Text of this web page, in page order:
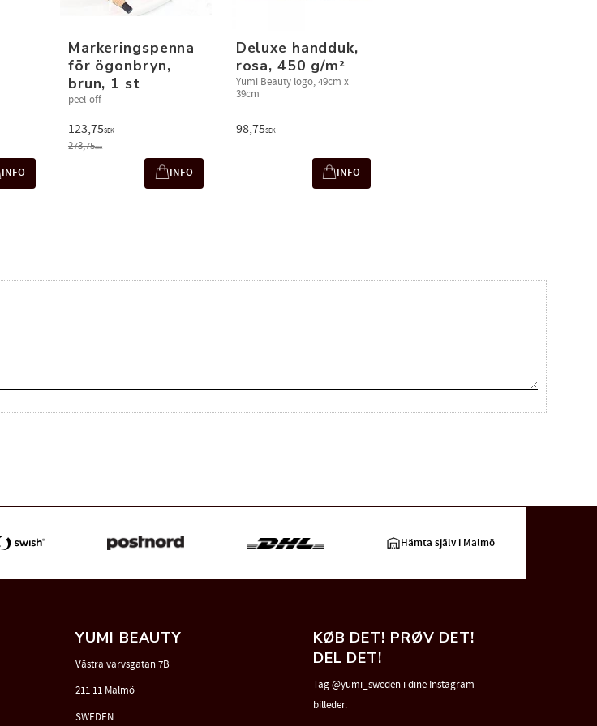
INFO
Markeringspenna
för ögonbryn,
brun, 1 st
peel-off
123,75SEK
273,75SEK
INFO
Deluxe handduk,
rosa, 450 g/m²
Yumi Beauty logo, 49cm x
39cm
98,75SEK
INFO
Hämta själv i Malmö
YUMI BEAUTY
Västra varvsgatan 7B
211 11 Malmö
SWEDEN
KØB DET! PRØV DET!
DEL DET!
Tag @yumi_sweden i dine Instagram-
billeder.